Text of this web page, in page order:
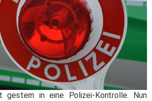
gestern in eine Polizei-Kontrolle. Nun